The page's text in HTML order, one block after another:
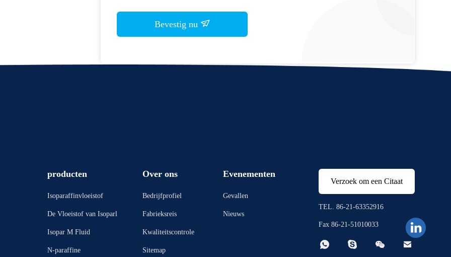
Bevestig nu
producten
Isoparaffinvloeistof
De Vloeistof van Isoparl
Isopar M Fluid
N-paraffine
Over ons
Bedrijfprofiel
Fabrieksreis
Kwaliteitscontrole
Sitemap
Evenementen
Gevallen
Nieuws
Verzoek om een Citaat
TEL. 86-21-63352916
Fax 86-21-51010033
   